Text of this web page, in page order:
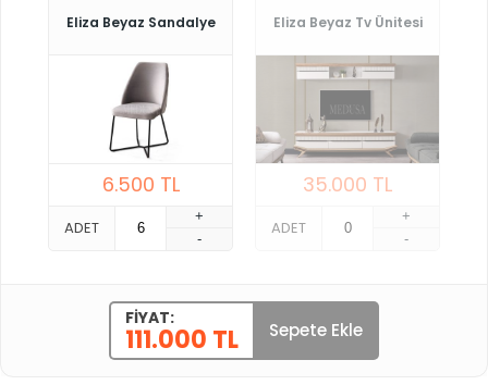
Eliza Beyaz Sandalye
6.500 TL
ADET
+
-
Eliza Beyaz Tv Ünitesi
35.000 TL
ADET
+
-
FIYAT:
111.000 TL Sepete Ekle